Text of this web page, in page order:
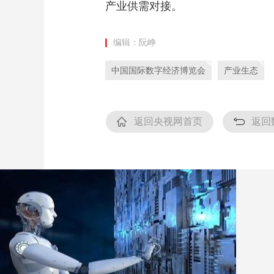
产业供需对接。
编辑：阮峥
中国国际数字经济博览会 产业生态
返回央视网首页 返回